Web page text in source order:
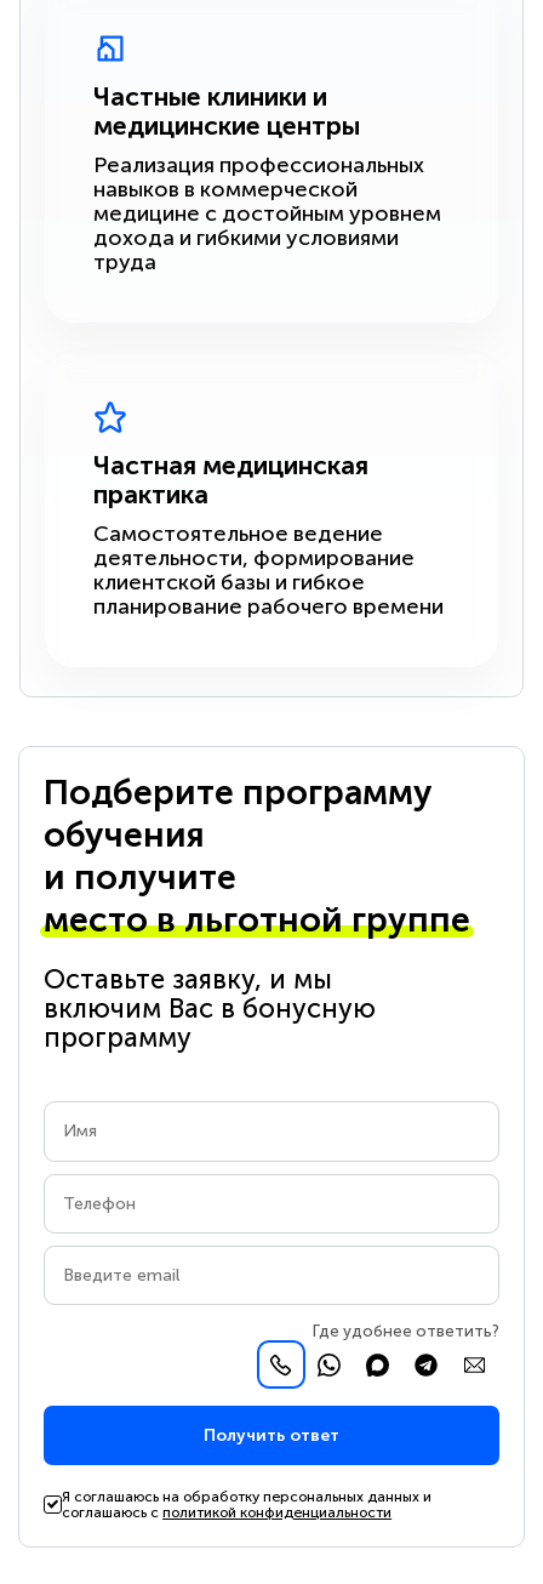
Частные клиники и
медицинские центры
Реализация профессиональных
навыков в коммерческой
медицине с достойным уровнем
дохода и гибкими условиями
труда
Частная медицинская
практика
Самостоятельное ведение
деятельности, формирование
клиентской базы и гибкое
планирование рабочего времени
Подберите программу
обучения
и получите
место в льготной группе
Оставьте заявку, и мы
включим Вас в бонусную
программу
Где удобнее ответить?
Получить ответ
Я соглашаюсь на обработку персональных данных и
соглашаюсь сполитикой конфиденциальности